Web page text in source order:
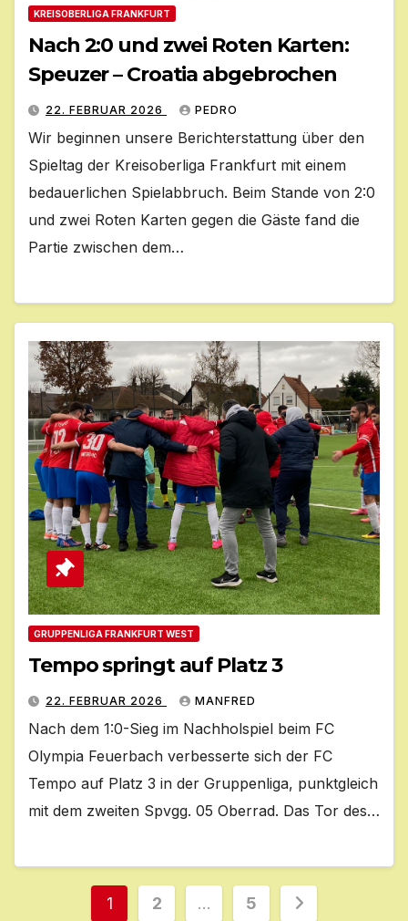
KREISOBERLIGA FRANKFURT
Nach 2:0 und zwei Roten Karten:
Speuzer – Croatia abgebrochen
22. FEBRUAR 2026 PEDRO
Wir beginnen unsere Berichterstattung über den
Spieltag der Kreisoberliga Frankfurt mit einem
bedauerlichen Spielabbruch. Beim Stande von 2:0
und zwei Roten Karten gegen die Gäste fand die
Partie zwischen dem…
GRUPPENLIGA FRANKFURT WEST
Tempo springt auf Platz 3
22. FEBRUAR 2026 MANFRED
Nach dem 1:0-Sieg im Nachholspiel beim FC
Olympia Feuerbach verbesserte sich der FC
Tempo auf Platz 3 in der Gruppenliga, punktgleich
mit dem zweiten Spvgg. 05 Oberrad. Das Tor des…
Seitennummerierung
1 2 … 5